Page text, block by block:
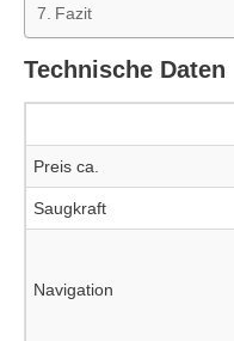
Fazit
Technische Daten
Preis ca.
Saugkraft
Navigation